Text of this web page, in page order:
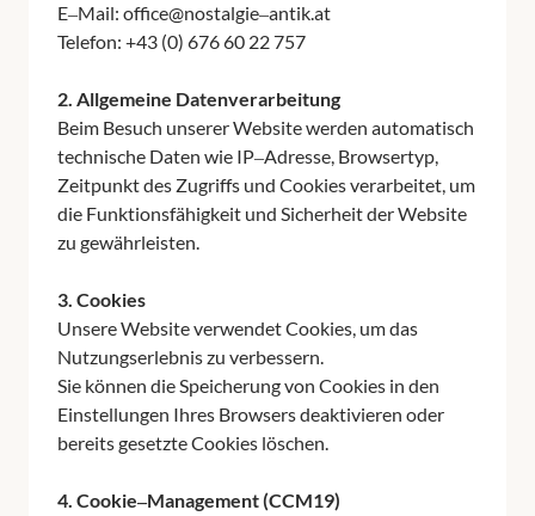
E‒Mail: office@nostalgie‒antik.at
Telefon: +43 (0) 676 60 22 757
2. Allgemeine Datenverarbeitung
Beim Besuch unserer Website werden
technische Daten wie IP‒Adresse,
Zeitpunkt des Zugriffs und Cookies verarbeitet,
die Funktionsfähigkeit und Sicherheit der
zu gewährleisten.
3. Cookies
Unsere Website verwendet Cookies, um
Nutzungserlebnis zu verbessern.
Sie können die Speicherung von Cookies in
Einstellungen Ihres Browsers deaktivieren
bereits gesetzte Cookies
4. Cookie‒Management (CCM19)